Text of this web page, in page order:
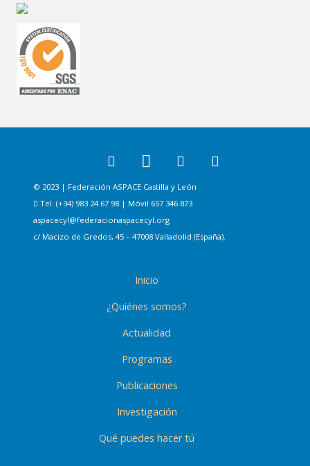
© 2023 | Federación ASPACE Castilla y León
Tel. (+34) 983 24 67 98 | Móvil 657 346 873
aspacecyl@federacionaspacecyl.org
c/ Macizo de Gredos, 45 – 47008 Valladolid (España).
Inicio
¿Quiénes somos?
Actualidad
Programas
Publicaciones
Investigación
Qué puedes hacer tú